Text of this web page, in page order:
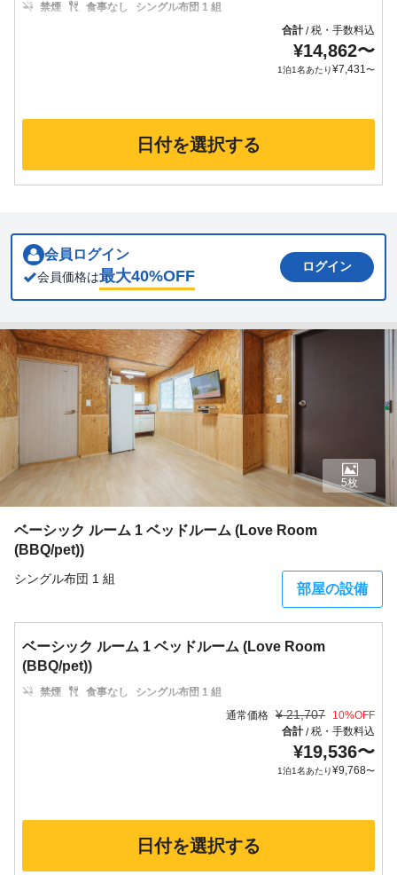
禁煙 食事なし
シングル布団 1 組
合計/税・手数料込
¥14,862〜
1泊1名あたり¥7,431〜
日付を選択する
会員ログイン
会員価格は最大40%OFF
ログイン
ベーシック ルーム 1 ベッドルーム (Love Room
(BBQ/pet))
シングル布団 1 組
部屋の設備
5枚
ベーシック ルーム 1 ベッドルーム (Love Room
(BBQ/pet))
禁煙 食事なし
シングル布団 1 組
通常価格 ¥ 21,707 10%OFF
合計/税・手数料込
¥19,536〜
1泊1名あたり¥9,768〜
日付を選択する